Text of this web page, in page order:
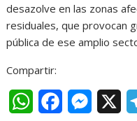
desazolve en las zonas
residuales, que provocan
pública de ese amplio
Compartir:
W
M